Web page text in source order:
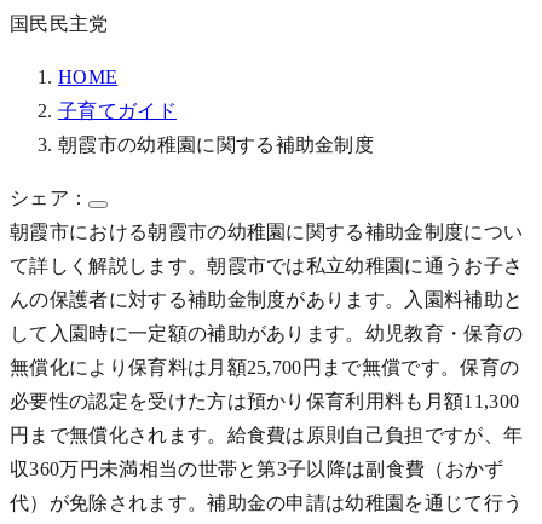
国民民主党
HOME
子育てガイド
朝霞市の幼稚園に関する補助金制度
シェア：
朝霞市における朝霞市の幼稚園に関する補助金制度につい
て詳しく解説します。朝霞市では私立幼稚園に通うお子さ
んの保護者に対する補助金制度があります。入園料補助と
して入園時に一定額の補助があります。幼児教育・保育の
無償化により保育料は月額25,700円まで無償です。保育の
必要性の認定を受けた方は預かり保育利用料も月額11,300
円まで無償化されます。給食費は原則自己負担ですが、年
収360万円未満相当の世帯と第3子以降は副食費（おかず
代）が免除されます。補助金の申請は幼稚園を通じて行う